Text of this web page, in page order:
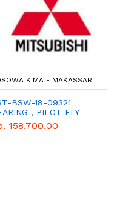
KIMA - MAKASSAR
BSW-18-09321
, PILOT FLY
158.700,00